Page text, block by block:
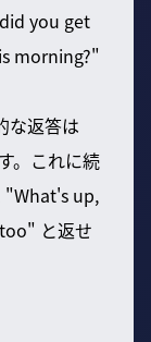
you get
morning?"
な返答は
。これに続
"What's up,
と返せ